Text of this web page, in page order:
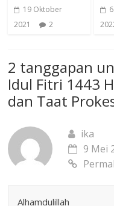
19 Oktober
2021
2
2 tanggapan
Idul Fitri 1443
dan Taat
ika
9 Mei
Alhamdulillah